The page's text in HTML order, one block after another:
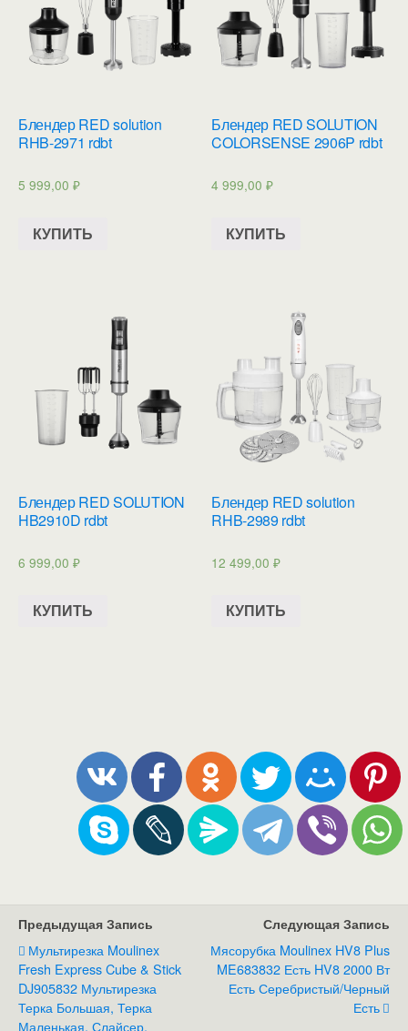
Блендер RED solution
RHB-2971 rdbt
5 999,00 ₽
КУПИТЬ
Блендер RED SOLUTION
COLORSENSE 2906P rdbt
4 999,00₽
КУПИТЬ
Блендер RED SOLUTION
HB2910D rdbt
6 999,00 ₽
КУПИТЬ
Блендер RED solution
RHB-2989 rdbt
12 499,00₽
КУПИТЬ
Предыдущая Запись
Мультирезка Moulinex
Fresh Express Cube & Stick
DJ905832 Мультирезка
Терка Большая, Терка
Маленькая, Слайсер,
Следующая Запись
Мясорубка Moulinex HV8 Plus
ME683832 Есть HV8 2000 Вт
Есть Серебристый/Черный
Есть